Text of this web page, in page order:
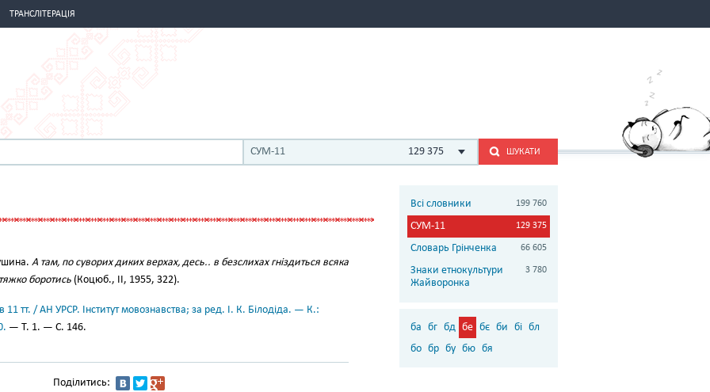
ТРАНСЛІТЕРАЦІЯ
СУМ-11 129 375 ШУКАТИ
А там, по суворих диких верхах, десь.. в безслихах гніздиться всяка
боротись (Коцюб., II, 1955, 322).
11 тт. / АН УРСР. Інститут мовознавства; за ред. І. К. Білодіда. — К.:
— Т. 1. — С. 146.
Поділитись:
Всі словники 199 760
СУМ-11 129 375
Словарь Грінченка 66 605
Знаки етнокультури
Жайворонка
3 780
ба бг бд бе бє би бі бл
бо бр бу бю бя